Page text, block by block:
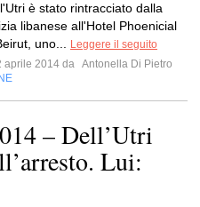
è stato rintracciato dalla
libanese all'Hotel Phoenicial
uno...
Leggere il seguito
aprile 2014 da Antonella Di Pietro
– Dell’Utri
Lui: